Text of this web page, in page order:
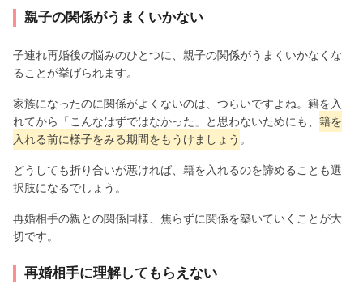
親子の関係がうまくいかない
子連れ再婚後の悩みのひとつに、親子の関係がうまくいかなくな
ることが挙げられます。
家族になったのに関係がよくないのは、つらいですよね。籍を入
れてから「こんなはずではなかった」と思わないためにも、 籍を
入れる前に様子をみる期間をもうけましょう 。
どうしても折り合いが悪ければ、籍を入れるのを諦めることも選
択肢になるでしょう。
再婚相手の親との関係同様、焦らずに関係を築いていくことが大
切です。
再婚相手に理解してもらえない